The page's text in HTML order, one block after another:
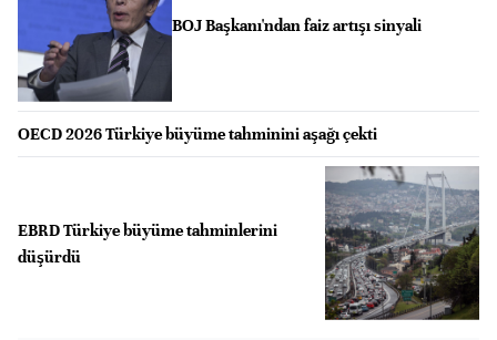
BOJ Başkanı'ndan faiz artışı sinyali
OECD 2026 Türkiye büyüme tahminini aşağı çekti
EBRD Türkiye büyüme tahminlerini
düşürdü